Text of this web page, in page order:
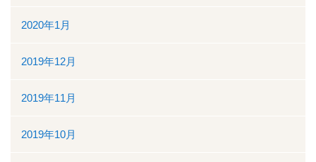
2020年1月
2019年12月
2019年11月
2019年10月